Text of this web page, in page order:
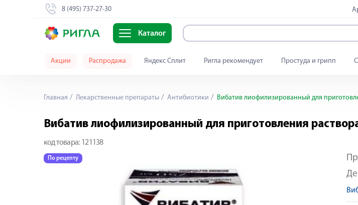
8 (495) 737-27-30
Каталог
Акции Распродажа Яндекс Сплит Ригла рекомендует Простуда и грипп
Главная Лекарственные препараты Антибиотики Вибатив лиофилизированный для
Вибатив лиофилизированный для приготовления
код товара: 121138
По рецепту